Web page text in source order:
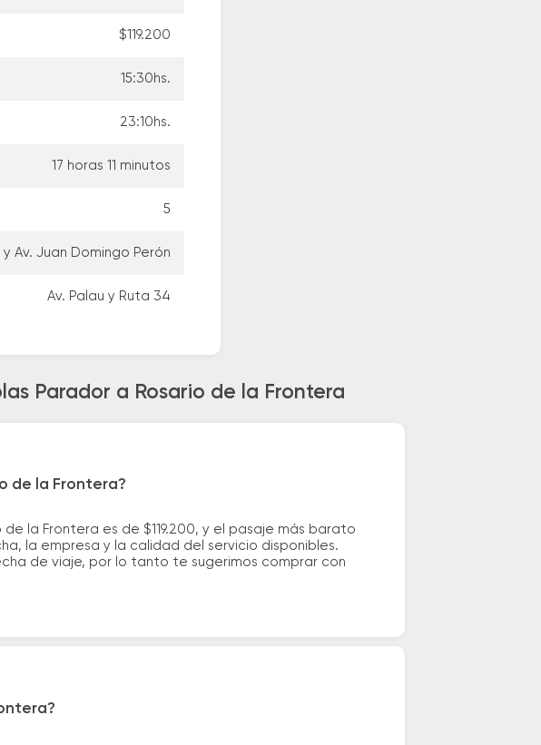
$119.200
15:30hs.
23:10hs.
17 horas 11 minutos
5
y Av. Juan Domingo Perón
Av. Palau y Ruta 34
Parador a Rosario de la Frontera
de la Frontera?
la Frontera es de $119.200, y el pasaje más barato
la empresa y la calidad del servicio disponibles.
de viaje, por lo tanto te sugerimos comprar con